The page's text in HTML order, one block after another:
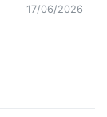
17/06/2026